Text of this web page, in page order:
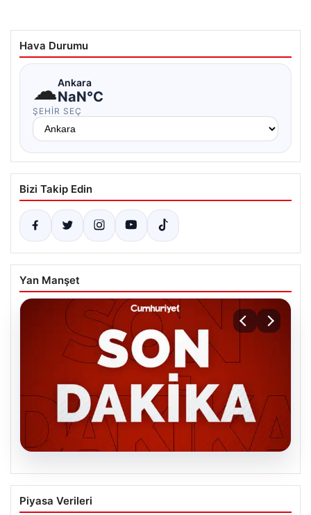
Hava Durumu
☁Ankara
NaN°C
ŞEHIR SEÇ
Bizi Takip Edin
Yan Manşet
06.08.2026
MGK’den 8 maddelik kritik bildiri: Dikkat
çeken ‘Terörsüz Bölge’ vurgusu
Piyasa Verileri